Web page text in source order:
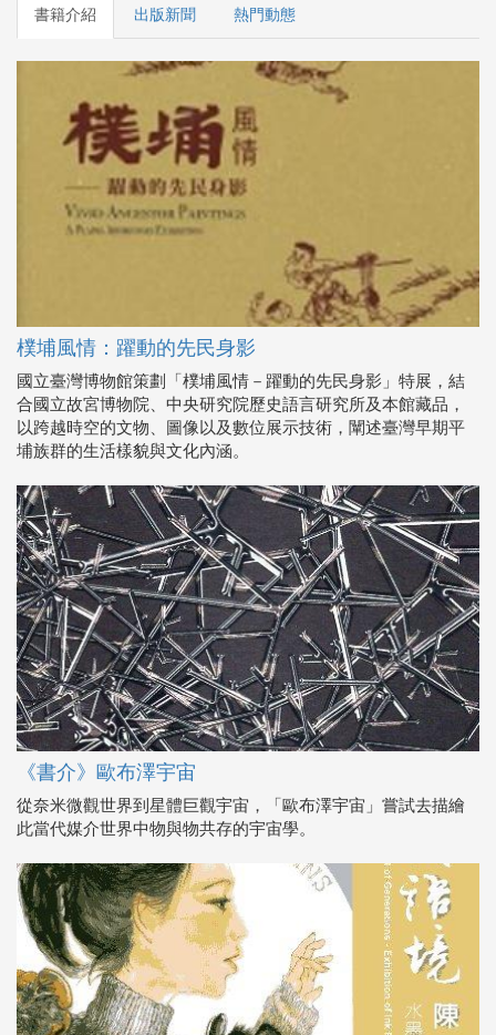
書籍介紹 出版新聞 熱門動態
樸埔風情：躍動的先民身影
國立臺灣博物館策劃「樸埔風情－躍動的先民身影」特展，結
合國立故宮博物院、中央研究院歷史語言研究所及本館藏品，
以跨越時空的文物、圖像以及數位展示技術，闡述臺灣早期平
埔族群的生活樣貌與文化內涵。
《書介》歐布澤宇宙
從奈米微觀世界到星體巨觀宇宙，「歐布澤宇宙」嘗試去描繪
此當代媒介世界中物與物共存的宇宙學。